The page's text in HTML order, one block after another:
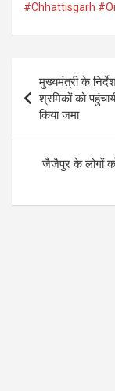
k
#Chhattisgarh
navigation
मुख्यमंत्री के
श्रमिकों को
किया जमा
जैजैपुर के लोगों